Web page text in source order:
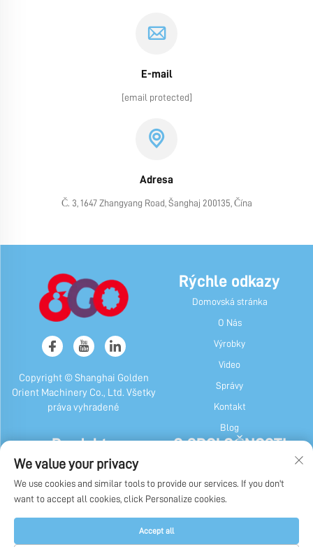
E-mail
[email protected]
Adresa
Č. 3, 1647 Zhangyang Road, Šanghaj 200135, Čína
Copyright © Shanghai Golden
Orient Machinery Co., Ltd. Všetky
práva vyhradené
Rýchle odkazy
Domovská stránka
O Nás
Výrobky
Video
Správy
Kontakt
Blog
Produkty
Bonbónový a žvýkačkový stroj
Čokoládový Automat
Zárobok, Žvýkačka A Čokoláda
Iné Stroje
O SPOLOČNOSTI
Náš dejiny
We value your privacy
We use cookies and similar tools to provide our services. If you don't
want to accept all cookies, click Personalize cookies.
Accept all